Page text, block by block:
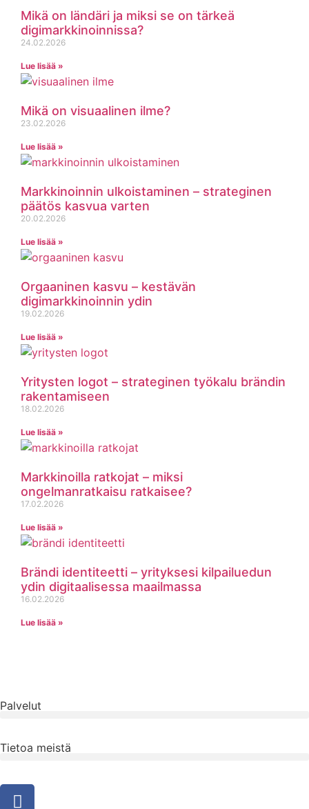
Mikä on ländäri ja miksi se on tärkeä
digimarkkinoinnissa?
24.02.2026
Lue lisää »
Mikä on visuaalinen ilme?
23.02.2026
Lue lisää »
Markkinoinnin ulkoistaminen – strateginen
päätös kasvua varten
20.02.2026
Lue lisää »
Orgaaninen kasvu – kestävän
digimarkkinoinnin ydin
19.02.2026
Lue lisää »
Yritysten logot – strateginen työkalu brändin
rakentamiseen
18.02.2026
Lue lisää »
Markkinoilla ratkojat – miksi
ongelmanratkaisu ratkaisee?
17.02.2026
Lue lisää »
Brändi identiteetti – yrityksesi kilpailuedun
ydin digitaalisessa maailmassa
16.02.2026
Lue lisää »
Palvelut
Tietoa meistä